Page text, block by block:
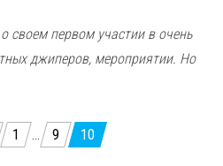
своем первом участии в очень
джиперов, мероприятии. Но
1 … 9 10